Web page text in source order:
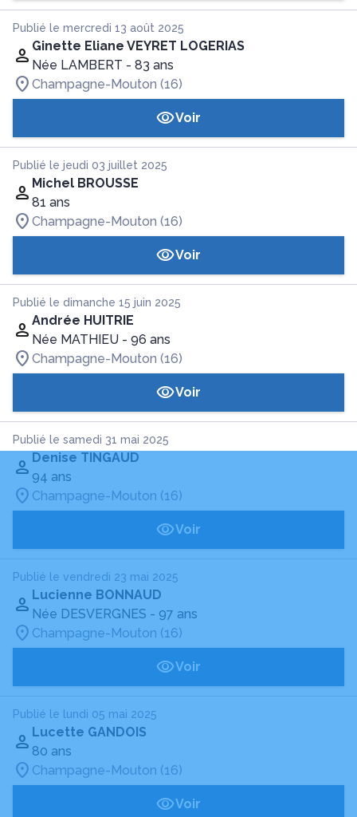
Publié le mercredi 13 août 2025
Ginette Eliane VEYRET LOGERIAS
Née LAMBERT - 83 ans
Champagne-Mouton (16)
Voir
Publié le jeudi 03 juillet 2025
Michel BROUSSE
81 ans
Champagne-Mouton (16)
Voir
Publié le dimanche 15 juin 2025
Andrée HUITRIE
Née MATHIEU - 96 ans
Champagne-Mouton (16)
Voir
Publié le samedi 31 mai 2025
Denise TINGAUD
94 ans
Champagne-Mouton (16)
Voir
Publié le vendredi 23 mai 2025
Lucienne BONNAUD
Née DESVERGNES - 97 ans
Champagne-Mouton (16)
Voir
Publié le lundi 05 mai 2025
Lucette GANDOIS
80 ans
Champagne-Mouton (16)
Voir